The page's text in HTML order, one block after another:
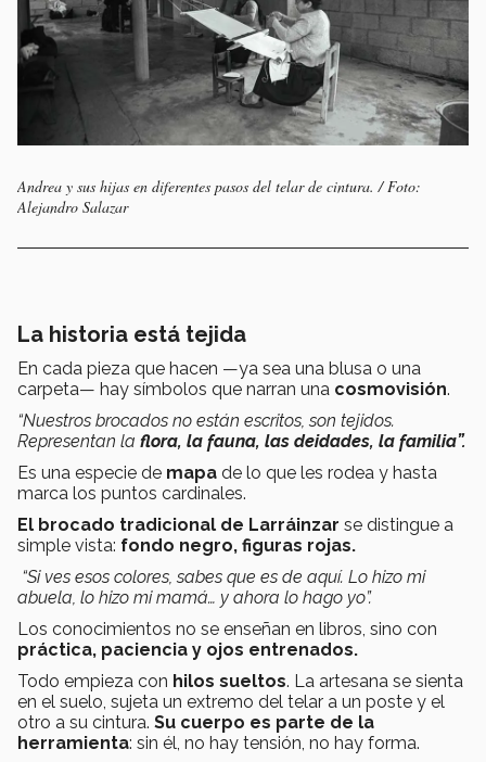
Andrea y sus hijas en diferentes pasos del telar de cintura. / Foto:
Alejandro Salazar
La historia está tejida
En cada pieza que hacen —ya sea una blusa o una
carpeta— hay símbolos que narran una cosmovisión.
“Nuestros brocados no están escritos, son tejidos.
Representan la flora, la fauna, las deidades, la familia”.
Es una especie de mapa de lo que les rodea y hasta
marca los puntos cardinales.
El brocado tradicional de Larráinzar se distingue a
simple vista: fondo negro, figuras rojas.
“Si ves esos colores, sabes que es de aquí. Lo hizo mi
abuela, lo hizo mi mamá… y ahora lo hago yo”.
Los conocimientos no se enseñan en libros, sino con
práctica, paciencia y ojos entrenados.
Todo empieza con hilos sueltos. La artesana se sienta
en el suelo, sujeta un extremo del telar a un poste y el
otro a su cintura. Su cuerpo es parte de la
herramienta: sin él, no hay tensión, no hay forma.